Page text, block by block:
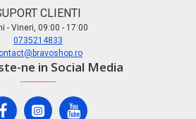
CLIENTI
- Vineri, 09:00 - 17:00
0735214833
ne in Social Media